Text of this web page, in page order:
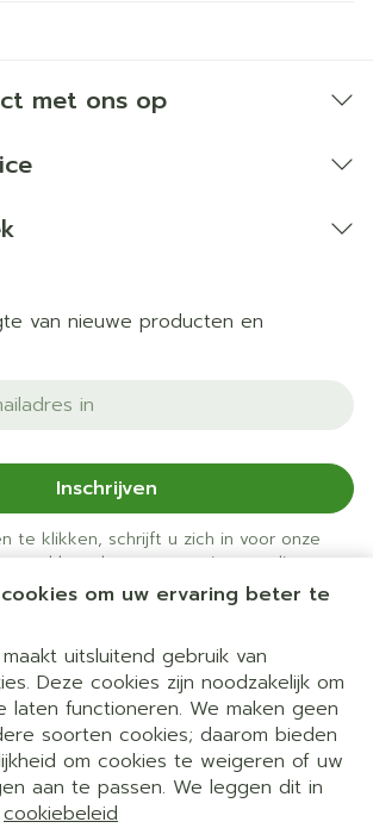
om uw ervaring beter te
uitsluitend gebruik van
Deze cookies zijn noodzakelijk om
laten functioneren. We maken geen
soorten cookies; daarom bieden
om cookies te weigeren of uw
aan te passen. We leggen dit in
cookiebeleid
met ons op
van nieuwe producten en
Inschrijven
te klikken, schrijft u zich in voor onze
u akkoord met onzeprivacy policy.